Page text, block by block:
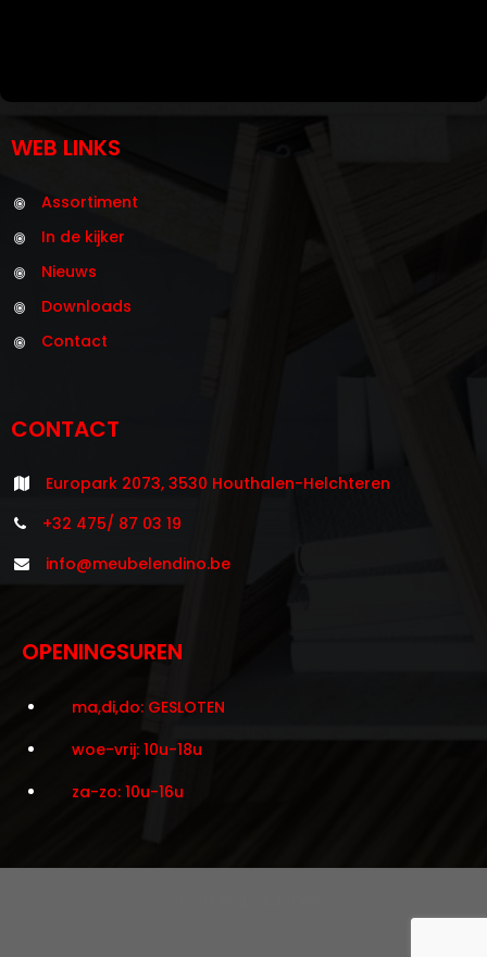
WEB LINKS
Assortiment
In de kijker
Nieuws
Downloads
Contact
CONTACT
Europark 2073, 3530 Houthalen-Helchteren
+32 475/ 87 03 19
info@meubelendino.be
OPENINGSUREN
ma,di,do: GESLOTEN
woe-vrij: 10u-18u
za-zo: 10u-16u